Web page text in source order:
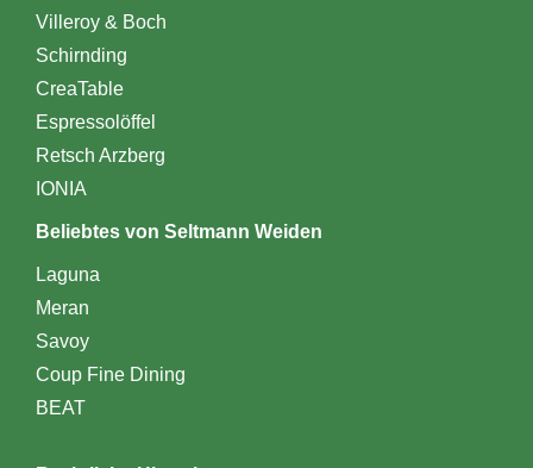
Villeroy & Boch
Schirnding
CreaTable
Espressolöffel
Retsch Arzberg
IONIA
Beliebtes von Seltmann Weiden
Laguna
Meran
Savoy
Coup Fine Dining
BEAT